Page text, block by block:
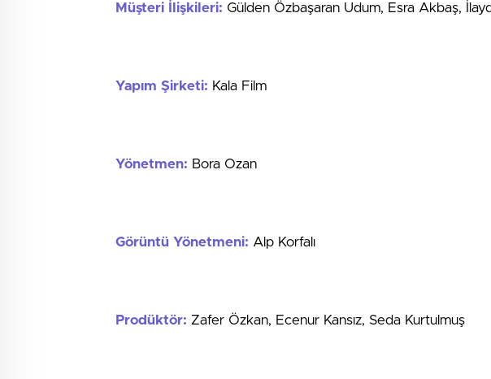
Müşteri İlişkileri: Gülden Özbaşaran Udum, Esra Akbaş,
Yapım Şirketi: Kala Film
Yönetmen: Bora Ozan
Görüntü Yönetmeni: Alp Korfalı
Prodüktör: Zafer Özkan, Ecenur Kansız, Seda Kurtulmuş